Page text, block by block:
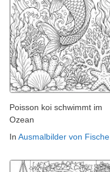
Poisson koi schwimmt im
Ozean
In Ausmalbilder von Fische